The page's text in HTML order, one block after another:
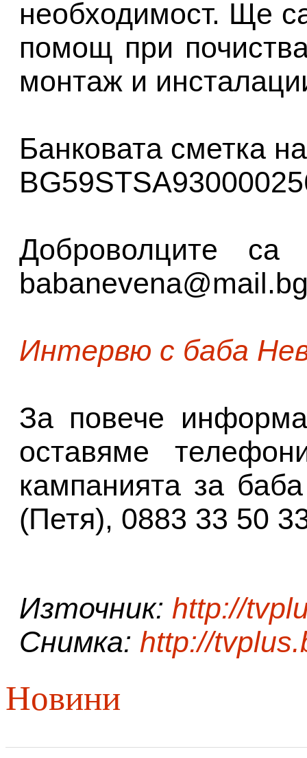
необходимост. Ще
помощ при
монтаж и
Банковата сметка
Доброволците
Интервю с баба
За повече
оставяме
кампанията за
(Петя), 0883 33 50
Източник: http://
Снимка: http://
Новини